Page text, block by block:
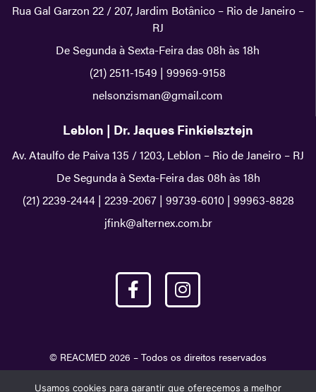
Rua Gal Garzon 22 / 207, Jardim Botânico – Rio de Janeiro –
RJ
De Segunda à Sexta-Feira das 08h às 18h
(21) 2511-1549 | 99969-9158
nelsonzisman@gmail.com
Leblon | Dr. Jaques Finkielsztejn
Av. Ataulfo de Paiva 135 / 1203, Leblon – Rio de Janeiro – RJ
De Segunda à Sexta-Feira das 08h às 18h
(21) 2239-2444| 2239-2067| 99739-6010| 99963-8828
jfink@alternex.com.br
© REACMED 2026 – Todos os direitos reservados
Usamos cookies para garantir que oferecemos a melhor